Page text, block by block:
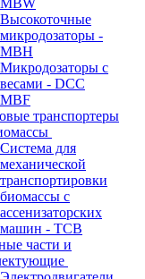
MBW
Высокоточные
микродозаторы -
MBH
Микродозаторы с
весами - DCC
MBF
транспортеры
Система для
механической
транспортировки
биомассы с
ассенизаторских
машин - TCB
части и